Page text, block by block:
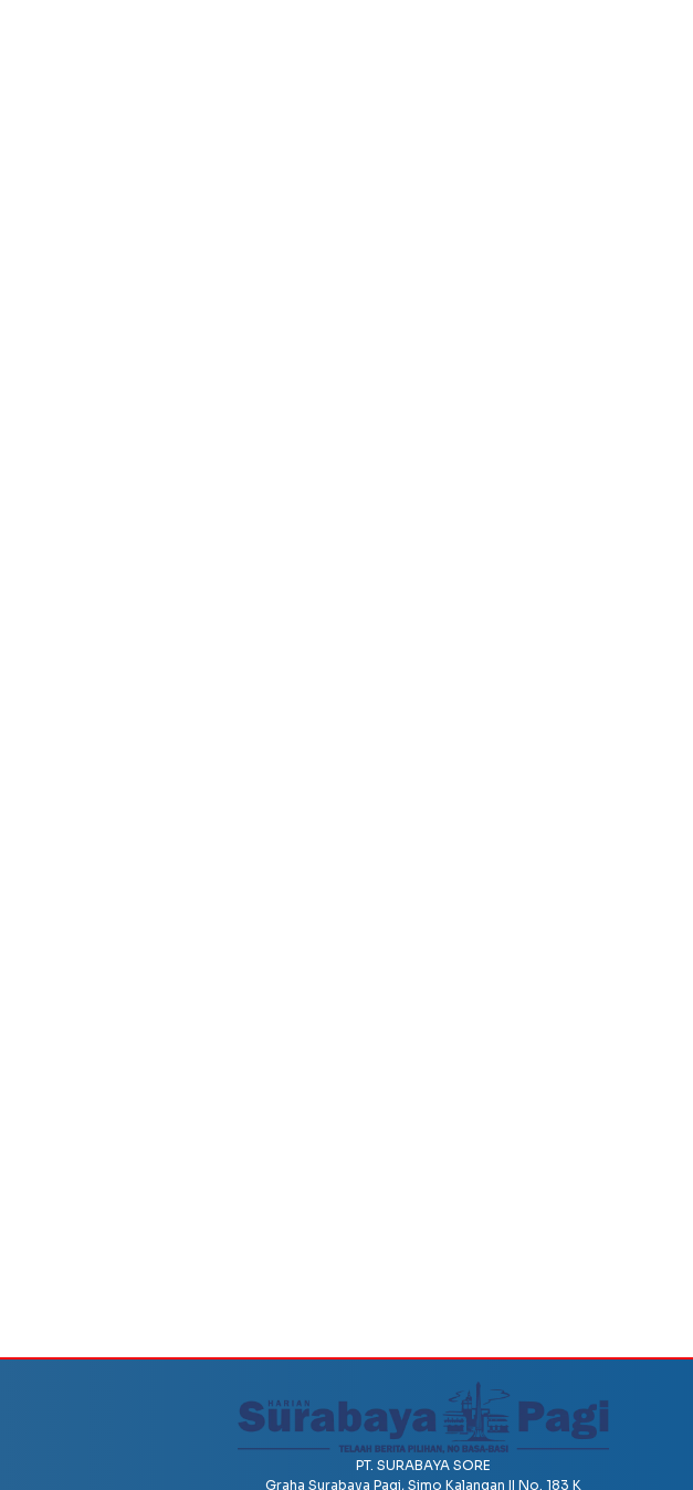
PT. SURABAYA SORE
Graha Surabaya Pagi, Simo Kalangan II No. 183 K